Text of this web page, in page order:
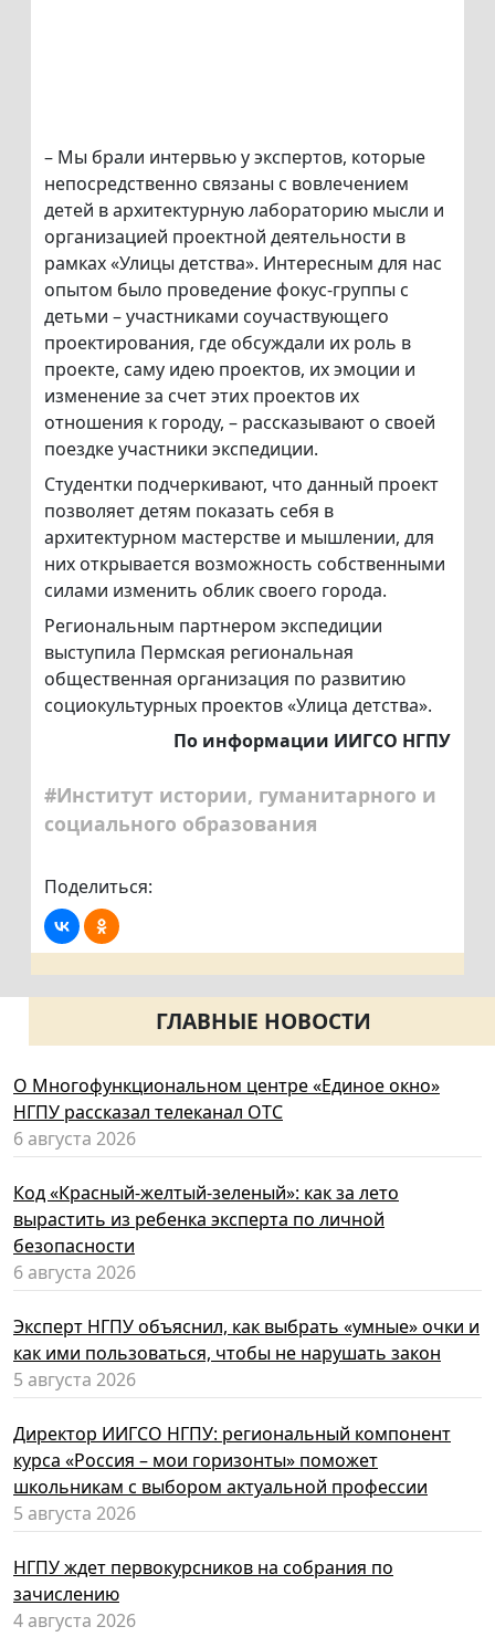
– Мы брали интервью у экспертов, которые
непосредственно связаны с вовлечением
детей в архитектурную лабораторию мысли и
организацией проектной деятельности в
рамках «Улицы детства». Интересным для нас
опытом было проведение фокус-группы с
детьми – участниками соучаствующего
проектирования, где обсуждали их роль в
проекте, саму идею проектов, их эмоции и
изменение за счет этих проектов их
отношения к городу, – рассказывают о своей
поездке участники экспедиции.
Студентки подчеркивают, что данный проект
позволяет детям показать себя в
архитектурном мастерстве и мышлении, для
них открывается возможность собственными
силами изменить облик своего города.
Региональным партнером экспедиции
выступила Пермская региональная
общественная организация по развитию
социокультурных проектов «Улица детства».
По информации ИИГСО НГПУ
#Институт истории, гуманитарного и
социального образования
Поделиться:
ГЛАВНЫЕ НОВОСТИ
О Многофункциональном центре «Единое окно»
НГПУ рассказал телеканал ОТС
6 августа 2026
Код «Красный-желтый-зеленый»: как за лето
вырастить из ребенка эксперта по личной
безопасности
6 августа 2026
Эксперт НГПУ объяснил, как выбрать «умные» очки и
как ими пользоваться, чтобы не нарушать закон
5 августа 2026
Директор ИИГСО НГПУ: региональный компонент
курса «Россия – мои горизонты» поможет
школьникам с выбором актуальной профессии
5 августа 2026
НГПУ ждет первокурсников на собрания по
зачислению
4 августа 2026